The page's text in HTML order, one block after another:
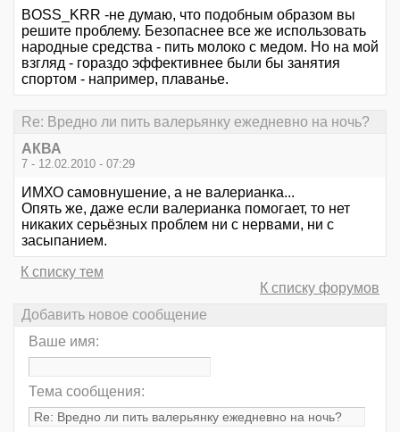
BOSS_KRR -не думаю, что подобным образом вы
решите проблему. Безопаснее все же использовать
народные средства - пить молоко с медом. Но на мой
взгляд - гораздо эффективнее были бы занятия
спортом - например, плаванье.
Re: Вредно ли пить валерьянку ежедневно на ночь?
АКВА
7 - 12.02.2010 - 07:29
ИМХО самовнушение, а не валерианка...
Опять же, даже если валерианка помогает, то нет
никаких серьёзных проблем ни с нервами, ни с
засыпанием.
К списку тем
К списку форумов
Добавить новое сообщение
Ваше имя:
Тема сообщения: